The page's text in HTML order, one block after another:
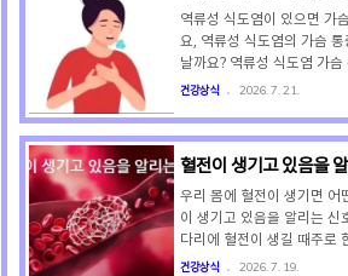
역류성 식도염이 있으면 가
요, 역류성 식도염의 가슴
날까요? 역류성 식도염 가
습니다.역류성 식도염 가슴
명치부터 목까지 타들어 가
염으로 인한 통증이 심할 경
심장 질환으로 오인하여 응
다. 역류성 식도염 가슴 통
매운 음식을 먹은 후에 심해
나 몸을 앞으로 숙일 때는 통
건강상식 2026. 7. 21.
혈전이 생기고 있음을
우리 몸에 혈전이 생기면 어
이 생기고 있음을 알리는
다리에 혈전이 생길 때주로
가 심하게 붓고, 걷거나 발목
건강상식 2026. 7. 19.